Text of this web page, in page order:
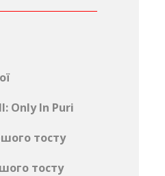
Only In Puri
тосту
тосту